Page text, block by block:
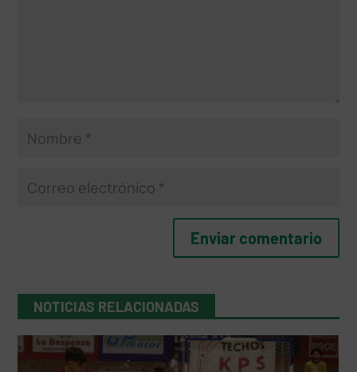
NOTICIAS RELACIONADAS